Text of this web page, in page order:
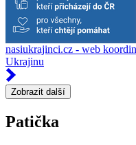
nasiukrajinci.cz - web
Ukrajinu
Zobrazit další
Patička